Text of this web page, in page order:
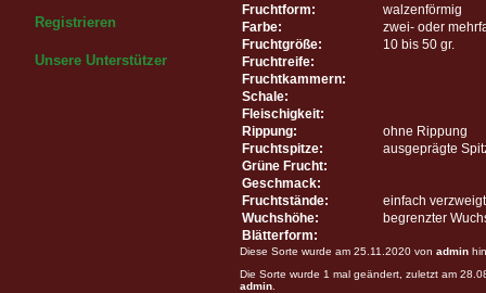
Registrieren
Unsere Unterstützer
Fruchtform:
walzenförmig
Farbe:
zwei- oder
Fruchtgröße:
10 bis 50 gr.
Fruchtreife:
Fruchtkammern:
Schale:
Fleischigkeit:
Rippung:
ohne Rippung
Fruchtspitze:
ausgeprägte
Grüne Frucht:
Geschmack:
Fruchtstände:
einfach verzweigt
Wuchshöhe:
begrenzter
Blätterform:
Diese Sorte wurde am 25.11.2020 von admin
Die Sorte wurde 1 mal geändert, zuletzt am
admin